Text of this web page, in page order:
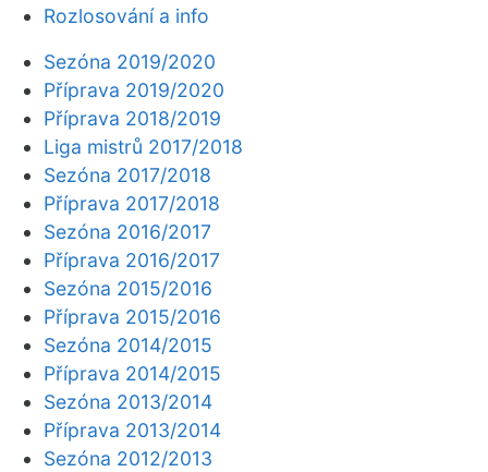
Rozlosování a info
Sezóna 2019/2020
Příprava 2019/2020
Příprava 2018/2019
Liga mistrů 2017/2018
Sezóna 2017/2018
Příprava 2017/2018
Sezóna 2016/2017
Příprava 2016/2017
Sezóna 2015/2016
Příprava 2015/2016
Sezóna 2014/2015
Příprava 2014/2015
Sezóna 2013/2014
Příprava 2013/2014
Sezóna 2012/2013